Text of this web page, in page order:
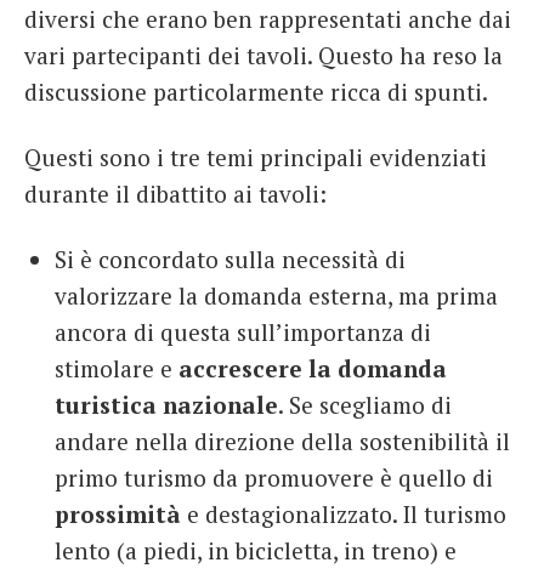
diversi che erano ben rappresentati anche dai
vari partecipanti dei tavoli. Questo ha reso la
discussione particolarmente ricca di spunti.
Questi sono i tre temi principali evidenziati
durante il dibattito ai tavoli:
Si è concordato sulla necessità di
valorizzare la domanda esterna, ma prima
ancora di questa sull’importanza di
stimolare e accrescere la domanda
turistica nazionale. Se scegliamo di
andare nella direzione della sostenibilità il
primo turismo da promuovere è quello di
prossimità e destagionalizzato. Il turismo
lento (a piedi, in bicicletta, in treno) e